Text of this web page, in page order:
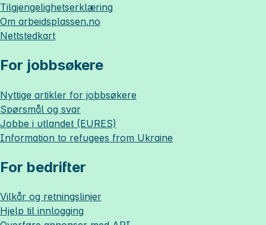
Tilgjengelighetserklæring
Om arbeidsplassen.no
Nettstedkart
For jobbsøkere
Nyttige artikler for jobbsøkere
Spørsmål og svar
Jobbe i utlandet (EURES)
Information to refugees from Ukraine
For bedrifter
Vilkår og retningslinjer
Hjelp til innlogging